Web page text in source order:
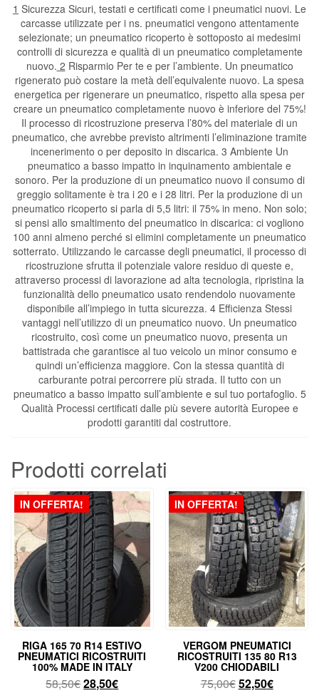
1 Sicurezza Sicuri, testati e certificati come i pneumatici nuovi. Le
carcasse utilizzate per i ns. pneumatici vengono attentamente
selezionate; un pneumatico ricoperto è sottoposto ai medesimi
controlli di sicurezza e qualità di un pneumatico completamente
nuovo. 2 Risparmio Per te e per l’ambiente. Un pneumatico
rigenerato può costare la metà dell’equivalente nuovo. La spesa
energetica per rigenerare un pneumatico, rispetto alla spesa per
creare un pneumatico completamente nuovo è inferiore del 75%!
Il processo di ricostruzione preserva l’80% del materiale di un
pneumatico, che avrebbe previsto altrimenti l’eliminazione tramite
incenerimento o per deposito in discarica. 3 Ambiente Un
pneumatico a basso impatto in inquinamento ambientale e
sonoro. Per la produzione di un pneumatico nuovo il consumo di
greggio solitamente è tra i 20 e i 28 litri. Per la produzione di un
pneumatico ricoperto si parla di 5,5 litri: il 75% in meno. Non solo;
si pensi allo smaltimento del pneumatico in discarica: ci vogliono
100 anni almeno perché si elimini completamente un pneumatico
sotterrato. Utilizzando le carcasse degli pneumatici, il processo di
ricostruzione sfrutta il potenziale valore residuo di queste e,
attraverso processi di lavorazione ad alta tecnologia, ripristina la
funzionalità dello pneumatico usato rendendolo nuovamente
disponibile all’impiego in tutta sicurezza. 4 Efficienza Stessi
vantaggi nell’utilizzo di un pneumatico nuovo. Un pneumatico
ricostruito, così come un pneumatico nuovo, presenta un
battistrada che garantisce al tuo veicolo un minor consumo e
quindi un’efficienza maggiore. Con la stessa quantità di
carburante potrai percorrere più strada. Il tutto con un
pneumatico a basso impatto sull’ambiente e sul tuo portafoglio. 5
Qualità Processi certificati dalle più severe autorità Europee e
prodotti garantiti dal costruttore.
Prodotti correlati
IN OFFERTA!
RIGA 165 70 R14 ESTIVO
PNEUMATICI RICOSTRUITI
100% MADE IN ITALY
58,50€Il
28,50€Il
IN OFFERTA!
VERGOM PNEUMATICI
RICOSTRUITI 135 80 R13
V200 CHIODABILI
75,00€Il
52,50€Il